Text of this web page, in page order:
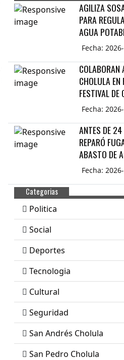
AGILIZA
PARA
AGUA
Fecha:
COLABORAN
CHOLULA EN
FESTIVAL DE
Fecha:
ANTES DE
REPARÓ
ABASTO DE
Fecha:
Categorias
Politica
Social
Deportes
Tecnologia
Cultural
Seguridad
San Andrés Cholula
San Pedro Cholula